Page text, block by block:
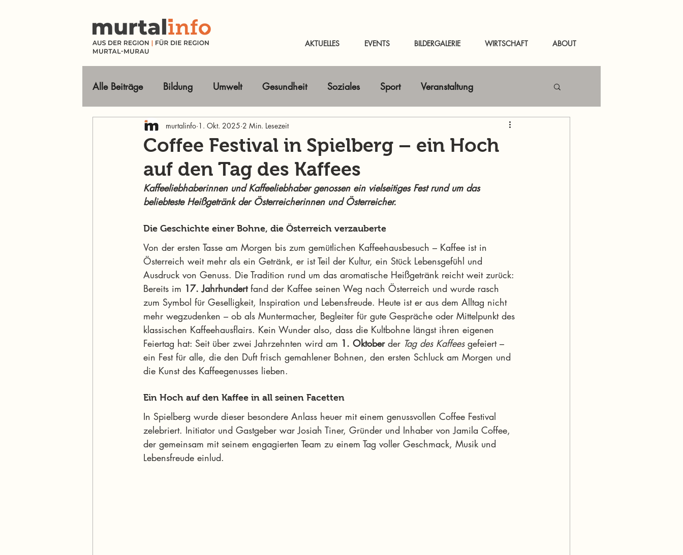
AKTUELLES EVENTS BILDERGALERIE WIRTSCHAFT ABOUT
Alle Beiträge Bildung Umwelt Gesundheit Soziales Sport Veranstaltung
Tourismus Ausflugsziele Horizont erweitern
Wirtschaft Freizeit Online-Magazin News Murtal & Murau
Im Fokus
Coffee Festival in Spielberg – ein Hoch
auf den Tag des Kaffees
murtalinfo 1. Okt. 2025 2 Min. Lesezeit
Kaffeeliebhaberinnen und Kaffeeliebhaber genossen ein vielseitiges Fest rund um das
beliebteste Heißgetränk der Österreicherinnen und Österreicher.
Die Geschichte einer Bohne, die Österreich verzauberte
Von der ersten Tasse am Morgen bis zum gemütlichen Kaffeehausbesuch – Kaffee ist in
Österreich weit mehr als ein Getränk, er ist Teil der Kultur, ein Stück Lebensgefühl und
Ausdruck von Genuss. Die Tradition rund um das aromatische Heißgetränk reicht weit zurück:
Bereits im 17. Jahrhundert fand der Kaffee seinen Weg nach Österreich und wurde rasch
zum Symbol für Geselligkeit, Inspiration und Lebensfreude. Heute ist er aus dem Alltag nicht
mehr wegzudenken – ob als Muntermacher, Begleiter für gute Gespräche oder Mittelpunkt des
klassischen Kaffeehausflairs. Kein Wunder also, dass die Kultbohne längst ihren eigenen
Feiertag hat: Seit über zwei Jahrzehnten wird am 1. Oktober der Tag des Kaffees gefeiert –
ein Fest für alle, die den Duft frisch gemahlener Bohnen, den ersten Schluck am Morgen und
die Kunst des Kaffeegenusses lieben.
Ein Hoch auf den Kaffee in all seinen Facetten
In Spielberg wurde dieser besondere Anlass heuer mit einem genussvollen Coffee Festival
zelebriert. Initiator und Gastgeber war Josiah Tiner, Gründer und Inhaber von Jamila Coffee,
der gemeinsam mit seinem engagierten Team zu einem Tag voller Geschmack, Musik und
Lebensfreude einlud.